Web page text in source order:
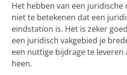
Het hebben van een
niet te betekenen dat een
eindstation is. Het is zeker
een juridisch vakgebied je
een nuttige bijdrage te leveren
heen.